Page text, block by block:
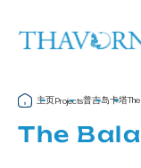
主页Projects普吉岛卡塔
The